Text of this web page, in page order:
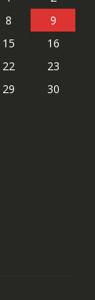
8
9
15
16
22
23
29
30